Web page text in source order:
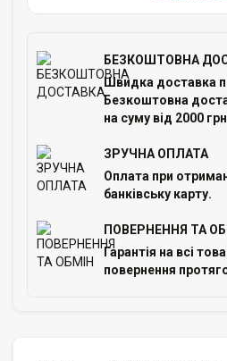
БЕЗКОШТОВНА
Швидка доставка
Безкоштовна
на суму від 2000
ЗРУЧНА ОПЛАТА
Оплата при
банківську карту.
ПОВЕРНЕННЯ ТА
Гарантія на всі
повернення